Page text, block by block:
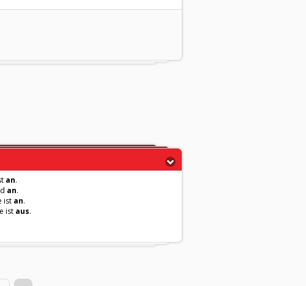
an.
an.
ist an.
ist aus.